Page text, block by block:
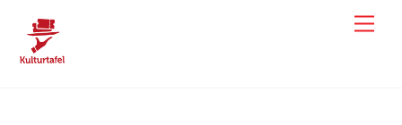
content